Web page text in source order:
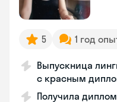
5 1 год
Выпускница
с красным
Получила